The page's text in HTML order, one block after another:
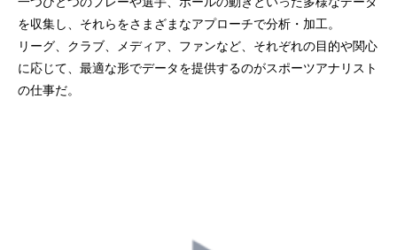
を収集し、それらをさまざまなアプローチで分析・加工。
リーグ、クラブ、メディア、ファンなど、それぞれの目的や関心
に応じて、最適な形でデータを提供するのがスポーツアナリスト
の仕事だ。